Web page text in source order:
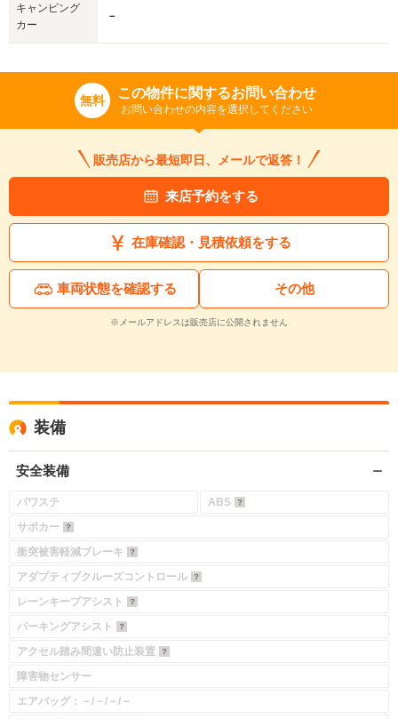
キャンピング
カー
－
無料 この物件に関するお問い合わせ
お問い合わせの内容を選択してください
販売店から最短即日、メールで返答！
来店予約をする
在庫確認・見積依頼をする
車両状態を確認する その他
※メールアドレスは販売店に公開されません
装備
安全装備
パワステ
ABS
サポカー
衝突被害軽減ブレーキ
アダプティブクルーズコントロール
レーンキープアシスト
パーキングアシスト
アクセル踏み間違い防止装置
障害物センサー
エアバッグ：－/－/－/－